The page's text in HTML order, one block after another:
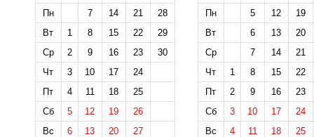
Пн
7 14 21
28
Вт
1 8 15 22
29
Ср
2 9 16 23
30
Чт
3 10 17
24
Пт
4 11 18
25
Сб
5 12 19
26
Вс
6 13 20 27
Пн
5 12
19
Вт
6 13
20
Ср
7 14
21
Чт
1 8 15
22
Пт
2 9 16
23
Сб
3 10 17
24
Вс
4 11 18 25